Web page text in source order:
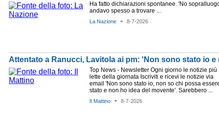
Ha fatto dichiarazioni spontanee. 'No
andavo spesso a trovare ...
La Nazione - 8-7-2026
Attentato a Ranucci, Lavitola ai pm: 'Non sono stato io
Top News - Newsletter Ogni giorno le notizie più
lette della giornata Iscriviti e ricevi le notizie via
email 'Non sono stato io, non so chi possa
stato e non ho idea del movente'. Sarebbero ...
Il Mattino - 8-7-2026